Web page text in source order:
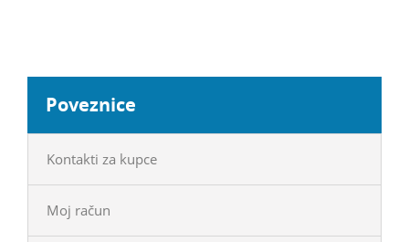
Poveznice
Kontakti za kupce
Moj račun